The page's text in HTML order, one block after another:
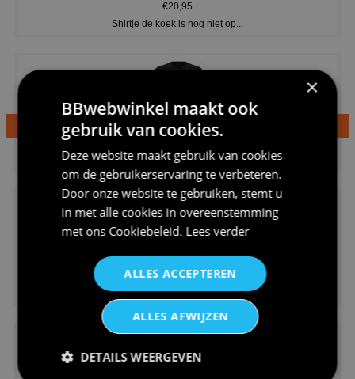
€20,95
Shirtje de koek is nog niet op...
Dames v hals t-shirt prinses v...
€24,95
Koningsdag shirt heren v-hals ...
×
BBwebwinkel maakt ook
gebruik van cookies.
Deze website maakt gebruik van cookies
om de gebruikerservaring te verbeteren.
Door onze website te gebruiken, stemt u
in met alle cookies in overeenstemming
met ons Cookiebeleid. Lees verder
ALLES ACCEPTEREN
ALLES AFWIJZEN
DETAILS WEERGEVEN